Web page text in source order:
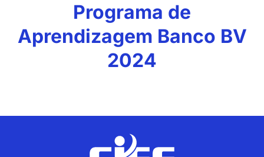
Programa de
Aprendizagem Banco BV
2024